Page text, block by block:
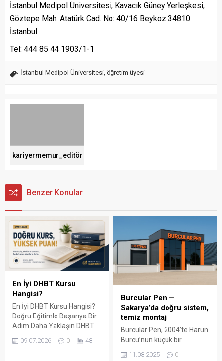
İstanbul Medipol Üniversitesi, Kavacık Güney Yerleşkesi,
Göztepe Mah. Atatürk Cad. No: 40/16 Beykoz 34810
İstanbul
Tel: 444 85 44 1903/1-1
İstanbul Medipol Üniversitesi öğretim üyesi
kariyermemur_editör
Benzer Konular
En İyi DHBT Kursu
Hangisi?
En İyi DHBT Kursu Hangisi?
Doğru Eğitimle Başarıya Bir
Adım Daha Yaklaşın DHBT
Testi), Diyanet İşleri
09.07.2026 0 48
Burcular Pen —
Sakarya’da doğru sistem,
temiz montaj
Burcular Pen, 2004’te Harun
Burcu’nun küçük bir
başladı; bugün Serdivan’daki
11.08.2025
0